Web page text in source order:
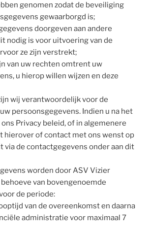
genomen zodat de beveiliging
gewaarborgd is;
doorgeven aan andere
nodig is voor uitvoering van de
ze zijn verstrekt;
van uw rechten omtrent uw
u hierop willen wijzen en deze
wij verantwoordelijk voor de
persoonsgegevens. Indien u na het
Privacy beleid, of in algemenere
hierover of contact met ons wenst op
via de contactgegevens onder aan dit
worden door ASV Vizier
van bovengenoemde
de periode:
van de overeenkomst en daarna
administratie voor maximaal 7